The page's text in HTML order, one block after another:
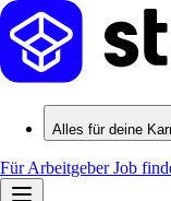
Alles für deine
Für ArbeitgeberJob